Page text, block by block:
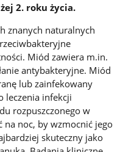
2. roku życia.
znanych naturalnych
Miód zawiera m.in.
antybakteryjne. Miód
lub zainfekowany
leczenia infekcji
rozpuszczonego w
na noc, by wzmocnić jego
skuteczny jako